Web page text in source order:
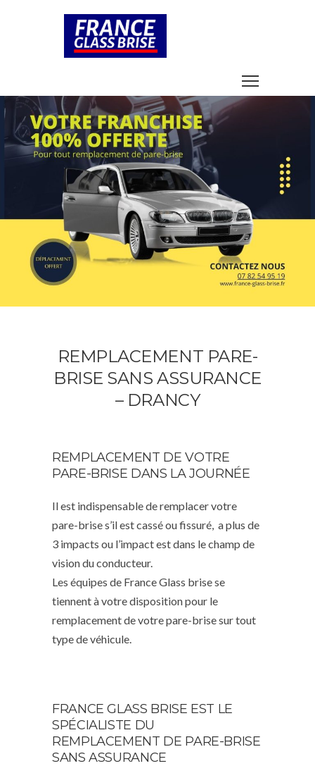
REMPLACEMENT PARE-
BRISE SANS ASSURANCE
– DRANCY
REMPLACEMENT DE VOTRE
PARE-BRISE DANS LA JOURNÉE
Il est indispensable de remplacer votre
pare-brise s’il est cassé ou fissuré, a plus de
3 impacts ou l’impact est dans le champ de
vision du conducteur.
Les équipes de France Glass brise se
tiennent à votre disposition pour le
remplacement de votre pare-brise sur tout
type de véhicule.
FRANCE GLASS BRISE EST LE
SPÉCIALISTE DU
REMPLACEMENT DE PARE-BRISE
SANS ASSURANCE